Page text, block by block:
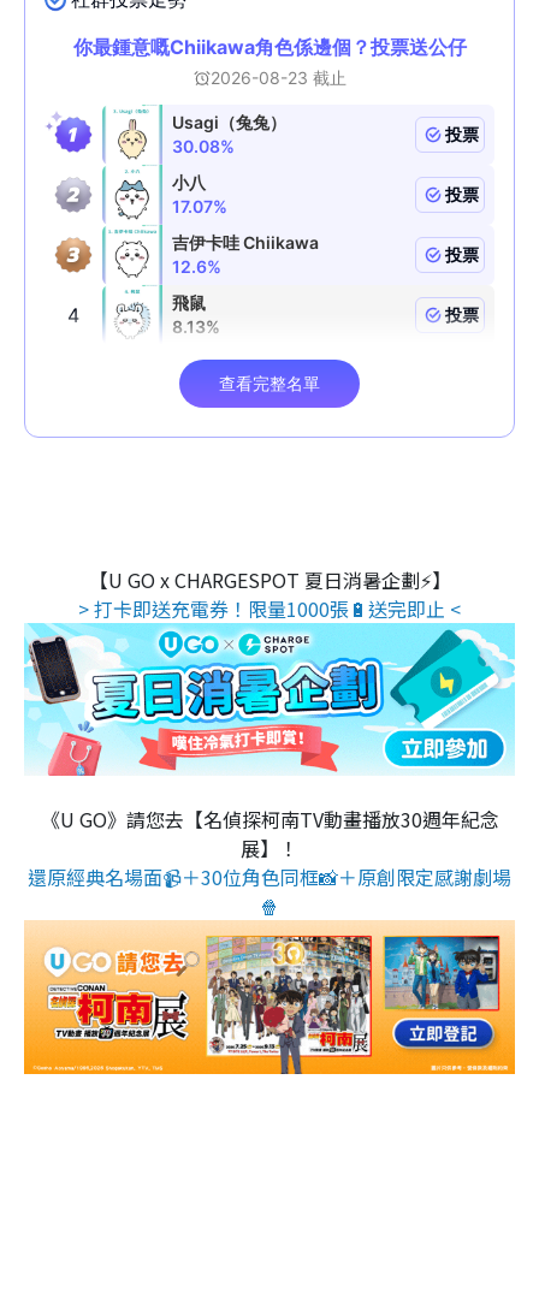
【U GO x CHARGESPOT 夏日消暑企劃⚡】
> 打卡即送充電券！限量1000張🔋送完即止 <
《U GO》請您去【名偵探柯南TV動畫播放30週年紀念
展】！
還原經典名場面📹＋30位角色同框📸＋原創限定感謝劇場
🍿